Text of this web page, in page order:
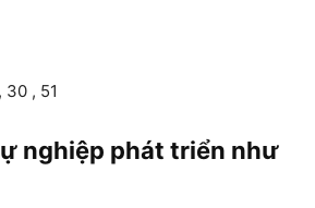
30 , 51
nghiệp phát triển như